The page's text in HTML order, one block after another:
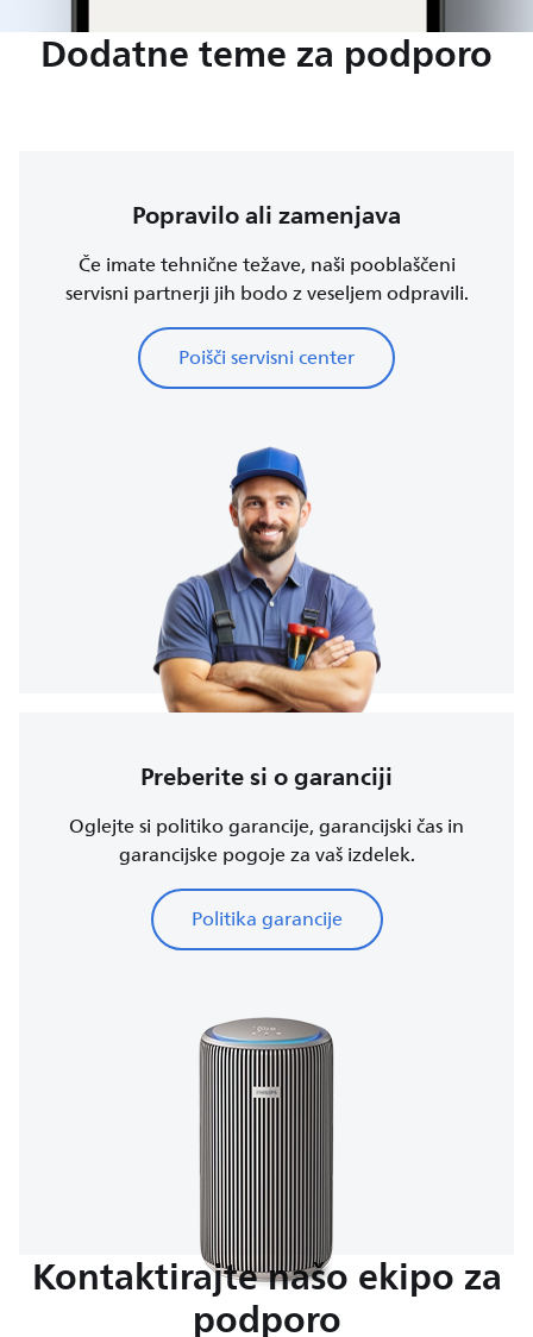
Dodatne teme za podporo
Popravilo ali zamenjava
Če imate tehnične težave, naši pooblaščeni
servisni partnerji jih bodo z veseljem odpravili.
Poišči servisni center
Preberite si o garanciji
Oglejte si politiko garancije, garancijski čas in
garancijske pogoje za vaš izdelek.
Politika garancije
Kontaktirajte našo ekipo za
podporo